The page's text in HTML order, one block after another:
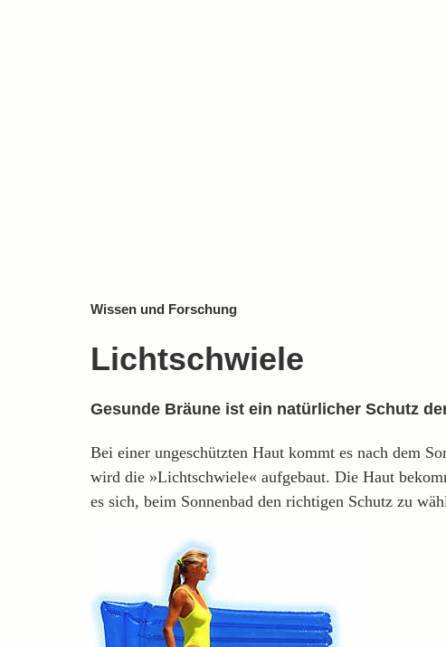
Wissen und Forschung
Lichtschwiele
Gesunde Bräune ist ein natürlicher Schutz
Bei einer ungeschützten Haut kommt es nach dem
wird die »Lichtschwiele« aufgebaut. Die Haut
es sich, beim Sonnenbad den richtigen Schutz zu